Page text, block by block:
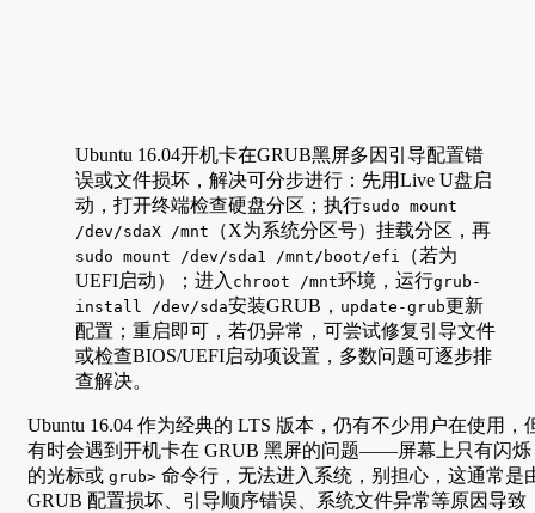
Ubuntu 16.04开机卡在GRUB黑屏多因引导配置错
误或文件损坏，解决可分步进行：先用Live U盘启
动，打开终端检查硬盘分区；执行sudo mount
/dev/sdaX /mnt
（X为系统分区号）挂载分区，再
sudo mount /dev/sda1 /mnt/boot/efi
（若为
UEFI启动）；进入 chroot /mnt环境，运行grub-
install /dev/sda安装GRUB， update-grub更新
配置；重启即可，若仍异常，可尝试修复引导文件
或检查BIOS/UEFI启动项设置，多数问题可逐步排
查解决。
Ubuntu 16.04 作为经典的 LTS 版本，仍有不少用户在使用，
有时会遇到开机卡在 GRUB 黑屏的问题——屏幕上只有闪烁
的光标或 grub> 命令行，无法进入系统，别担心，这通常是
GRUB 配置损坏、引导顺序错误、系统文件异常等原因导致